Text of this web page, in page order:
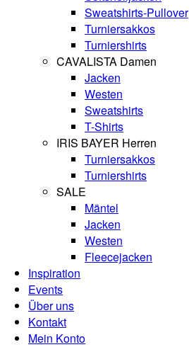
Sweatshirts-Pullover
Turniersakkos
Turniershirts
CAVALISTA Damen
Jacken
Westen
Sweatshirts
T-Shirts
IRIS BAYER Herren
Turniersakkos
Turniershirts
SALE
Mäntel
Jacken
Westen
Fleecejacken
Inspiration
Events
Über uns
Kontakt
Mein Konto